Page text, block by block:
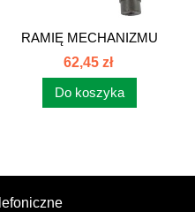
RAMIĘ MECHANIZMU
KIEROWNICZEGO...
62,45 zł
Do koszyka